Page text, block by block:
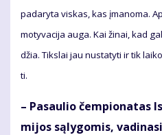
pa­da­ry­ta vis­kas, kas įma­no­ma.
mo­ty­va­ci­ja au­ga. Kai ži­nai, kad
džia. Tiks­lai jau nu­sta­ty­ti ir tik
ti.
– Pa­sau­lio čem­pio­na­tas
mi­jos są­ly­go­mis,